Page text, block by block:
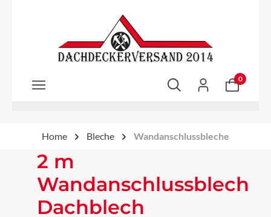
Zum Hauptinhalt springen
0
Home Bleche Wandanschlussbleche
2 m
Wandanschlussblech
Dachblech